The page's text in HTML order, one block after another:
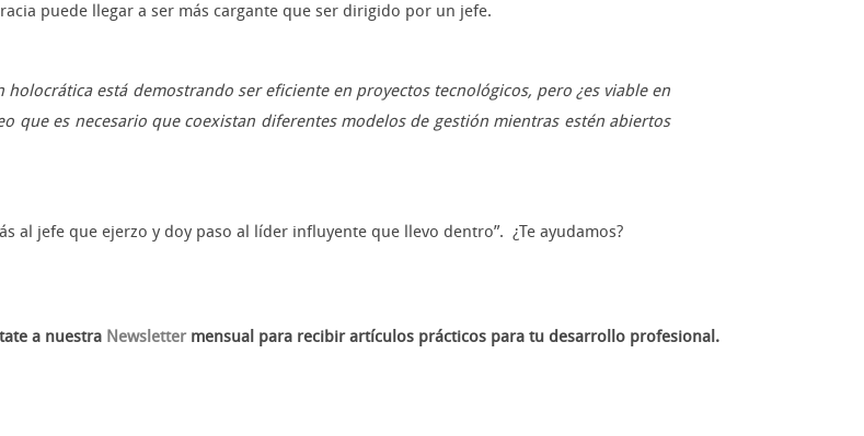
puede llegar a ser más cargante que ser dirigido por un jefe.
holocrática está demostrando ser eficiente en proyectos tecnológicos, pero ¿es viable en
que es necesario que coexistan diferentes modelos de gestión mientras estén abiertos
al jefe que ejerzo y doy paso al líder influyente que llevo dentro”. ¿Te ayudamos?
a nuestra Newslettermensual para recibir artículos prácticos para tu desarrollo profesional.